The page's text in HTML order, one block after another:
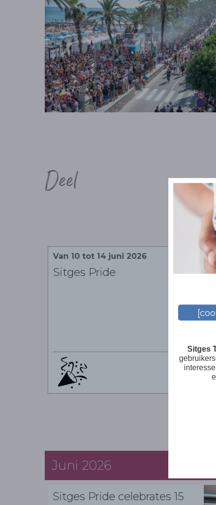
Deel
Van 10 tot 14 juni 2026
Sitges Pride
Juni 2026
Sitges Pride celebrates 15
Sitges